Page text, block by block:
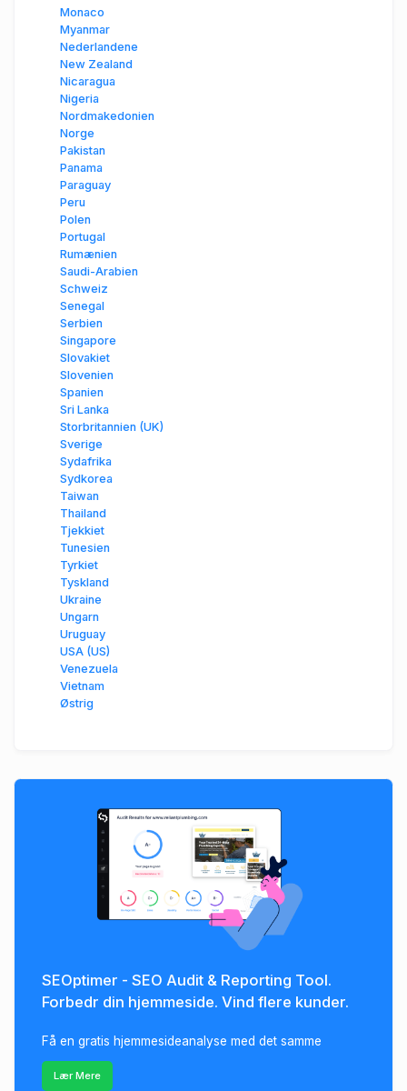
Monaco
Myanmar
Nederlandene
New Zealand
Nicaragua
Nigeria
Nordmakedonien
Norge
Pakistan
Panama
Paraguay
Peru
Polen
Portugal
Rumænien
Saudi-Arabien
Schweiz
Senegal
Serbien
Singapore
Slovakiet
Slovenien
Spanien
Sri Lanka
Storbritannien (UK)
Sverige
Sydafrika
Sydkorea
Taiwan
Thailand
Tjekkiet
Tunesien
Tyrkiet
Tyskland
Ukraine
Ungarn
Uruguay
USA (US)
Venezuela
Vietnam
Østrig
SEOptimer - SEO Audit & Reporting Tool.
Forbedr din hjemmeside. Vind flere kunder.
Få en gratis hjemmesideanalyse med det samme
Lær Mere